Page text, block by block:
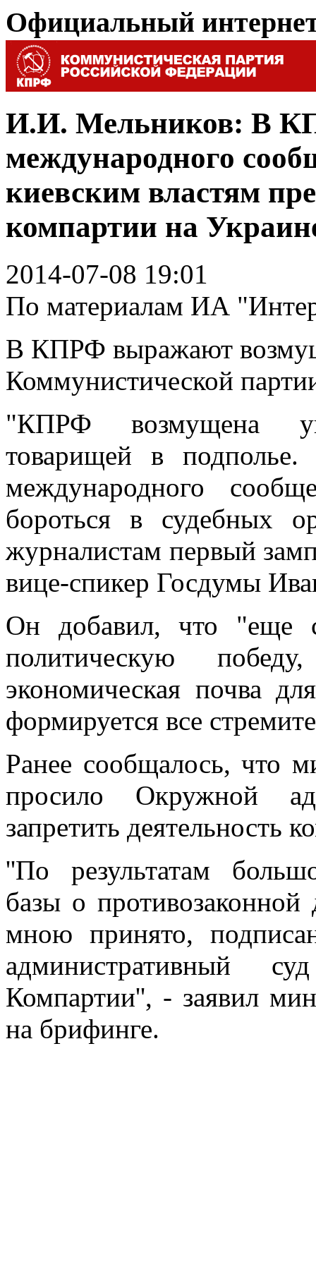
Официальный
И.И. Мельников: В
международного
киевским властям
компартии на
2014-07-08 19:01
По материалам ИА
В КПРФ выражают
Коммунистической
"КПРФ возмущена
товарищей в
международного
бороться в судебных
журналистам первый
вице-спикер Госдумы
Он добавил, что "еще
политическую
экономическая почва
формируется все
Ранее сообщалось, что
просило Окружной
запретить деятельность
''По результатам
базы о
мною принято,
административный
Компартии'', - заявил
на брифинге.